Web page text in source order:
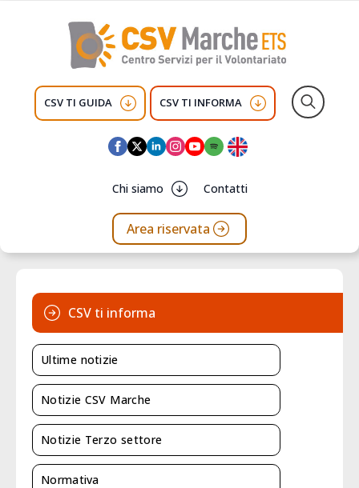
CSV TI GUIDA CSV TI INFORMA
Chi siamo Contatti
Area riservata
CSV ti informa
Ultime notizie
Notizie CSV Marche
Notizie Terzo settore
Normativa